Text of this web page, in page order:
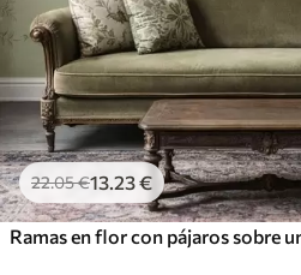
22.05€13 .23€